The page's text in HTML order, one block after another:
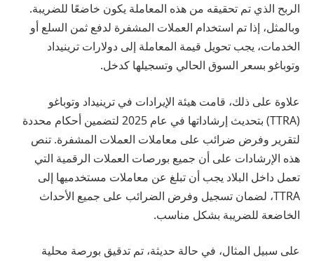
الربح الذي تم تحقيقه من هذه المعاملة يكون خاضعًا للضريبة.
وبالمثل، إذا تم استخدام العملات المشفرة لدفع ثمن السلع أو
الخدمات، يجب تحويل قيمة المعاملة إلى دولارات ترينيداد
وتوباغو بسعر السوق الحالي وتسجيلها كدخل.
علاوة على ذلك، قامت هيئة الإيرادات في ترينيداد وتوباغو
(TTRA) بتحديث إرشاداتها في عام 2025 لتضمين أحكام محددة
لتقرير وفرض ضرائب على معاملات العملات المشفرة. تنص
هذه الإرشادات على أن جميع بورصات العملات الرقمية التي
تعمل داخل البلاد يجب أن تبلغ عن معاملات مستخدميها إلى
TTRA، لضمان تسجيل وفرض الضرائب على جميع الأحداث
الخاضعة للضريبة بشكل مناسب.
على سبيل المثال، في حالة حديثة، تم تدقيق بورصة محلية